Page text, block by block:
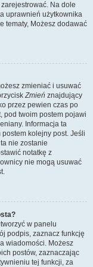
Na dole
uprawnień użytkownika
tematy, Możesz dodawać
zmieniać i usuwać
Zmień znajdujący
przez pewien czas po
pod twoim postem pojawi
Informacja ta
postem kolejny post. Jeśli
nie zostanie
notatkę z
nie mogą usuwać
w panelu
podpis, zaznacz funkcję
wiadomości. Możesz
postów, zaznaczając
tej funkcji, za